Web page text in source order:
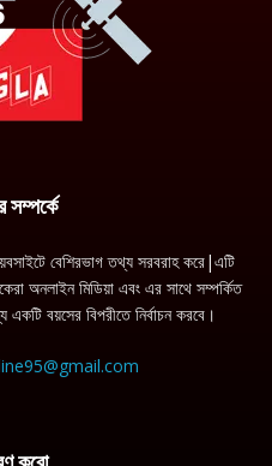
সম্পর্কে
বেশিরভাগ তথ্য সরবরাহ করে|এটি
অনলাইন মিডিয়া এবং এর সাথে সম্পর্কিত
বয়সের বিপরীতে নির্বাচন করবে।